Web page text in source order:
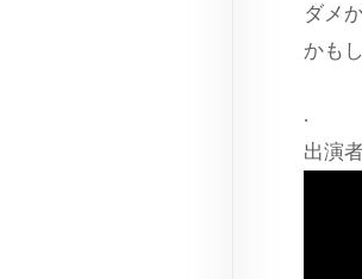
ダメ
かも
.
出演